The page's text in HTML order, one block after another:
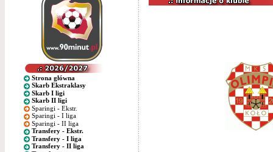
Strona główna
Skarb Ekstraklasy
Skarb I ligi
Skarb II ligi
Sparingi - Ekstr.
Sparingi - I liga
Sparingi - II liga
Transfery - Ekstr.
Transfery - I liga
Transfery - II liga